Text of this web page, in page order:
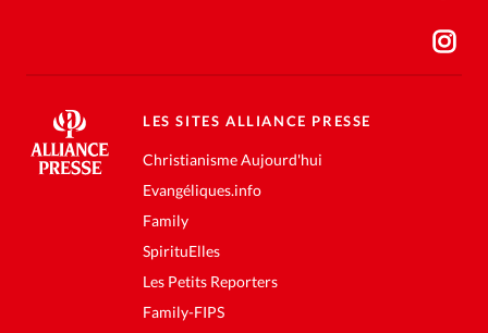
LES SITES ALLIANCE PRESSE
Christianisme Aujourd'hui
Evangéliques.info
Family
SpirituElles
Les Petits Reporters
Family-FIPS